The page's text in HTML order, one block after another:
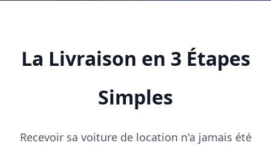
La Livraison en 3 Étapes
Simples
Recevoir sa voiture de location n'a jamais été